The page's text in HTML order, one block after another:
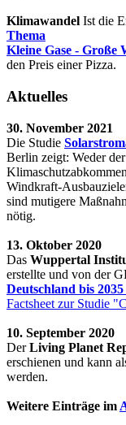
Klimawandel Ist die
Thema
Kleine Gase - Große
den Preis einer Pizza.
Aktuelles
30. November 2021
Die Studie
Berlin zeigt: Weder
Windkraft-
sind mutigere
nötig.
13. Oktober 2020
Das Wuppertal
erstellte und von der
Deutschland bis
Factsheet zur Studie
10. September 2020
DerLiving Planet
erschienen und kann
werden.
Weitere Einträge im